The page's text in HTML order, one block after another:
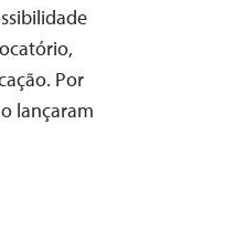
Por
lançaram